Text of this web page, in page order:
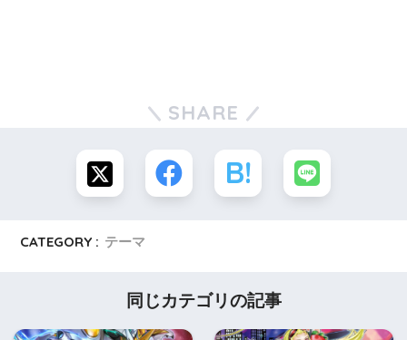
SHARE
CATEGORY : テーマ
同じカテゴリの記事